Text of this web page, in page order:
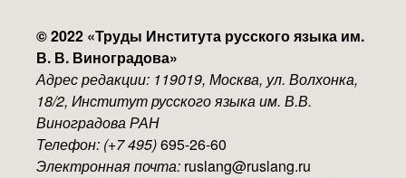
© 2022 «Труды Института русского языка им.
В. В. Виноградова»
Адрес редакции: 119019, Москва, ул. Волхонка,
18/2, Институт русского языка им. В.В.
Виноградова РАН
Телефон: (+7 495)695-26-60
Электронная почта: ruslang@ruslang.ru